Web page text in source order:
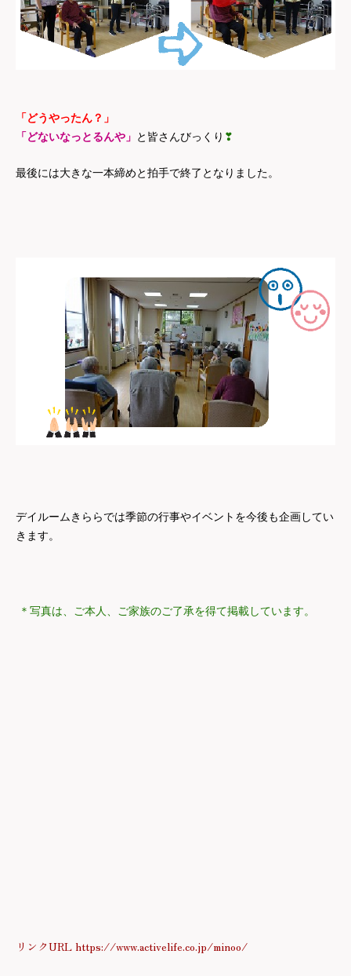
「どうやったん？」
「どないなっとるんや」 と皆さんびっくり ❣
最後には大きな一本締めと拍手で終了となりました。
デイルームきららでは季節の行事やイベントを今後も企画してい
きます。
＊写真は、ご本人、ご家族のご了承を得て掲載しています。
リンクURL https://www.activelife.co.jp/minoo/